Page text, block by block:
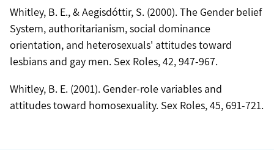
Whitley, B. E., & Aegisdóttir, S. (2000). The Gender belief
System, authoritarianism, social dominance
orientation, and heterosexuals' attitudes toward
lesbians and gay men. Sex Roles, 42, 947-967.
Whitley, B. E. (2001). Gender-role variables and
attitudes toward homosexuality. Sex Roles, 45, 691-721.